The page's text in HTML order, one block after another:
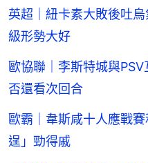
英超｜紐卡素大敗後吐
級形勢大好
歐協聯｜李斯特城與
否還看次回合
歐霸｜韋斯咸十人應戰
逞」勁得戚